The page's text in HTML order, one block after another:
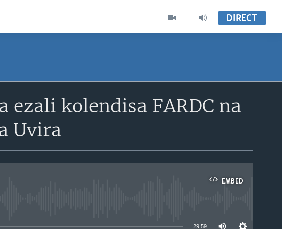
DIRECT
ezali kolendisa FARDC na
Uvira
EMBED
29:59